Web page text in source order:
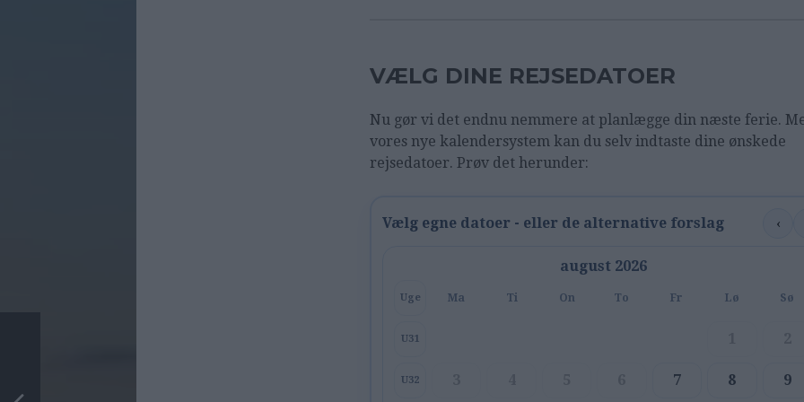
VÆLG DINE REJSEDATOER
Nu gør vi det endnu nemmere at planlægge din næste ferie.
vores nye kalendersystem kan du selv indtaste dine ønskede
rejsedatoer. Prøv det herunder:
Vælg egne datoer - eller de alternative forslag ‹
august 2026
Uge Ma Ti On To Fr Lø Sø
U31
U32 7 8 9